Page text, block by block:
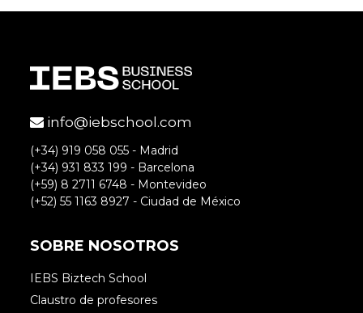
info@iebschool.com
(+34) 919 058 055 - Madrid
(+34) 931 833 199 - Barcelona
(+59) 8 2711 6748 - Montevideo
(+52) 55 1163 8927 - Ciudad de México
SOBRE NOSOTROS
IEBS Biztech School
Claustro de profesores